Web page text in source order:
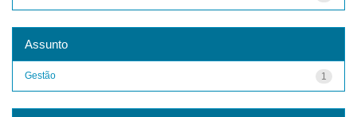
Assunto
1
Gestão